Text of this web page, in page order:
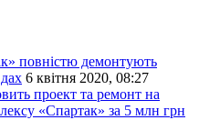
повністю демонтують
6 квітня 2020, 08:27
проект та ремонт на
«Спартак» за 5 млн грн